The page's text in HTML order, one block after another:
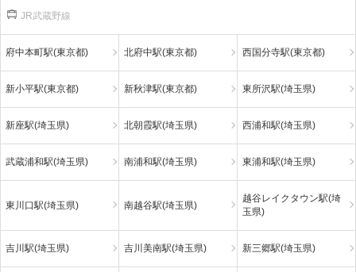
JR武蔵野線
府中本町駅(東京都) 北府中駅(東京都) 西国分寺駅(東京都)
新小平駅(東京都) 新秋津駅(東京都) 東所沢駅(埼玉県)
新座駅(埼玉県) 北朝霞駅(埼玉県) 西浦和駅(埼玉県)
武蔵浦和駅(埼玉県) 南浦和駅(埼玉県) 東浦和駅(埼玉県)
東川口駅(埼玉県) 南越谷駅(埼玉県)
越谷レイクタウン駅(埼
玉県)
吉川駅(埼玉県) 吉川美南駅(埼玉県) 新三郷駅(埼玉県)